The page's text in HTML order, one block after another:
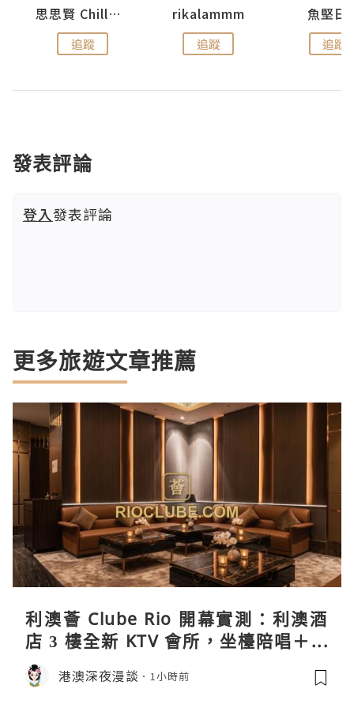
思思賢 ChillMyBabe
追蹤
rikalammm
追蹤
魚堅日
追蹤
發表評論
登入發表評論
更多旅遊文章推薦
利澳薈 Clube Rio 開幕實測：利澳酒
店 3 樓全新 KTV 會所，坐檯陪唱＋水
療套票一次過睇
港澳深夜漫談 1小時前